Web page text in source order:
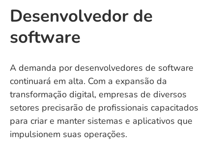
Desenvolvedor de
software
A demanda por desenvolvedores de software
continuará em alta. Com a expansão da
transformação digital, empresas de diversos
setores precisarão de profissionais capacitados
para criar e manter sistemas e aplicativos que
impulsionem suas operações.